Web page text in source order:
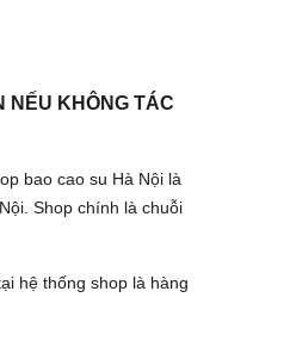
NẾU KHÔNG TÁC
bao cao su Hà Nội là
Shop chính là chuỗi
hệ thống shop là hàng